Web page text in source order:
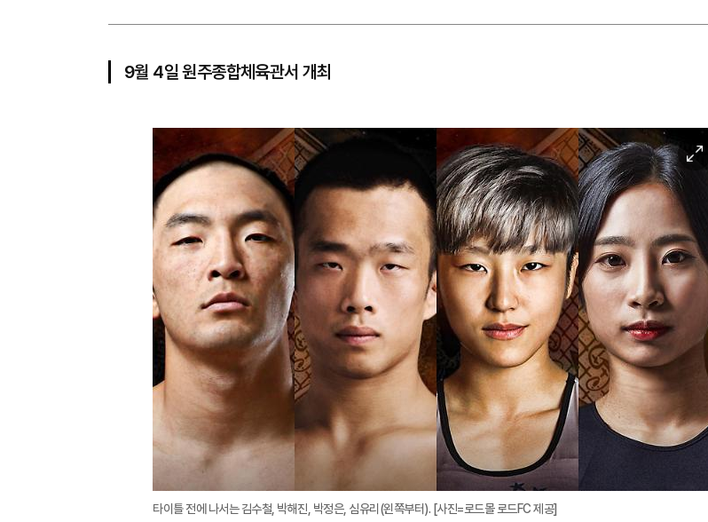
9월 4일 원주종합체육관서 개최
이
미
지
확
대
타이틀 전에 나서는 김수철, 박해진, 박정은, 심유리(왼쪽부터). [사진=로드몰 로드FC 제공]